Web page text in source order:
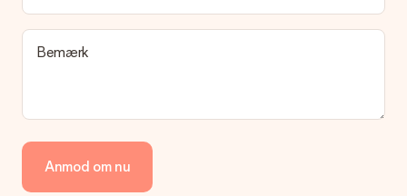
Bemærk
Anmod om nu